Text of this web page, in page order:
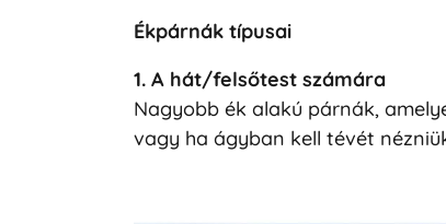
Ékpárnák típusai
1. A hát/felsőtest számára
Nagyobb ék alakú párnák,
vagy ha ágyban kell tévét